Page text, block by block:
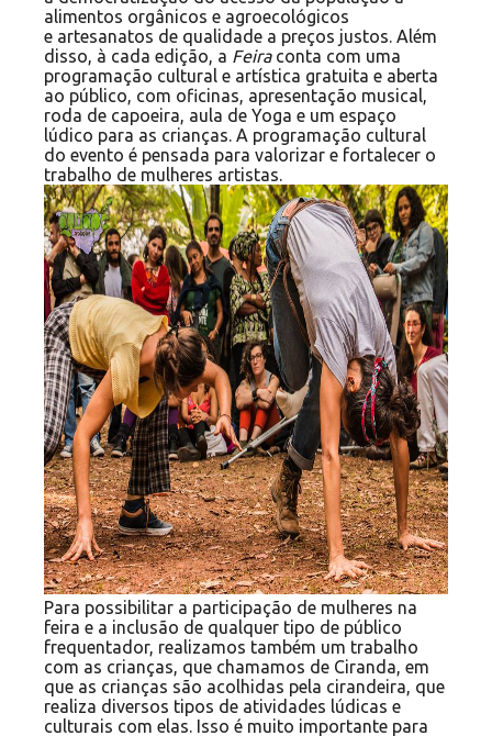
alimentos orgânicos e agroecológicos
e artesanatos de qualidade a preços justos. Além
disso, à cada edição, a Feiraconta com uma
programação cultural e artística gratuita e aberta
ao público, com oficinas, apresentação musical,
roda de capoeira, aula de Yoga e um espaço
lúdico para as crianças. A programação cultural
do evento é pensada para valorizar e fortalecer o
trabalho de mulheres artistas.
Para possibilitar a participação de mulheres na
feira e a inclusão de qualquer tipo de público
frequentador, realizamos também um trabalho
com as crianças, que chamamos de Ciranda, em
que as crianças são acolhidas pela cirandeira, que
realiza diversos tipos de atividades lúdicas e
culturais com elas. Isso é muito importante para